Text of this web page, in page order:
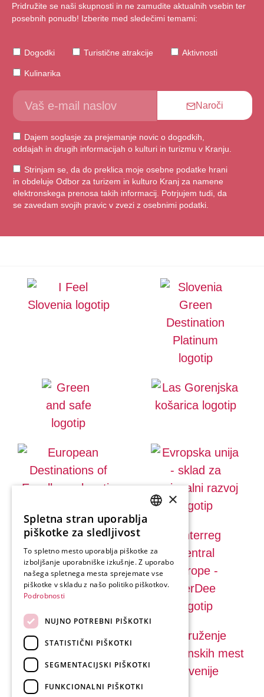
Pridružite se naši skupnosti in ne zamudite aktualnih vsebin ter
posebnih ponudb! Izberite med sledečimi temami:
Dogodki Turistične atrakcije Aktivnosti
Kulinarika
Dajem soglasje za prejemanje novic o dogodkih,
oddajah in drugih informacijah o kulturi in turizmu v Kranju.
Strinjam se, da do preklica moje osebne podatke hrani
in obdeluje Odbor za turizem in kulturo Kranj za namene
elektronskega prenosa takih informacij. Potrjujem tudi, da
se zavedam svojih pravic v zvezi z osebnimi podatki.
Naroči
SLOVENIAN
GERMAN
ITALIAN
×
Spletna stran uporablja
piškotke za sledljivost
To spletno mesto uporablja piškotke za
izboljšanje uporabniške izkušnje. Z uporabo
našega spletnega mesta sprejemate vse
piškotke v skladu z našo politiko piškotkov.
Podrobnosti
NUJNO POTREBNI PIŠKOTKI
STATISTIČNI PIŠKOTKI
SEGMENTACIJSKI PIŠKOTKI
FUNKCIONALNI PIŠKOTKI